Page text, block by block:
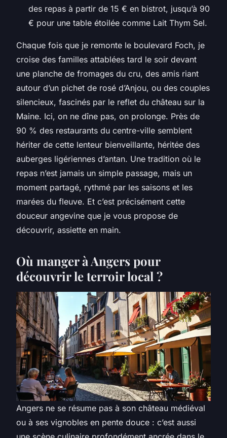
des repas à partir de 15 € en bistrot, jusqu’à 90
€ pour une table étoilée comme Lait Thym Sel.
Chaque fois que je remonte le boulevard Foch, je
croise des familles attablées tard le soir devant
une planche de fromages du cru, des amis riant
autour d’un pichet de rosé d’Anjou, ou des couples
silencieux, fascinés par le reflet du château sur la
Maine. Ici, on ne dîne pas, on prolonge. Près de
90 % des restaurants du centre-ville semblent
hériter de cette lenteur bienveillante, héritée des
auberges ligériennes d’antan. Une tradition où le
repas n’est jamais un simple passage, mais un
moment partagé, rythmé par les saisons et les
marées du fleuve. Et c’est précisément cette
douceur angevine que je vous propose de
découvrir, assiette en main.
Où manger à Angers pour
découvrir le terroir local ?
Angers ne se résume pas à son château médiéval
ou à ses vignobles en pente douce : c’est aussi